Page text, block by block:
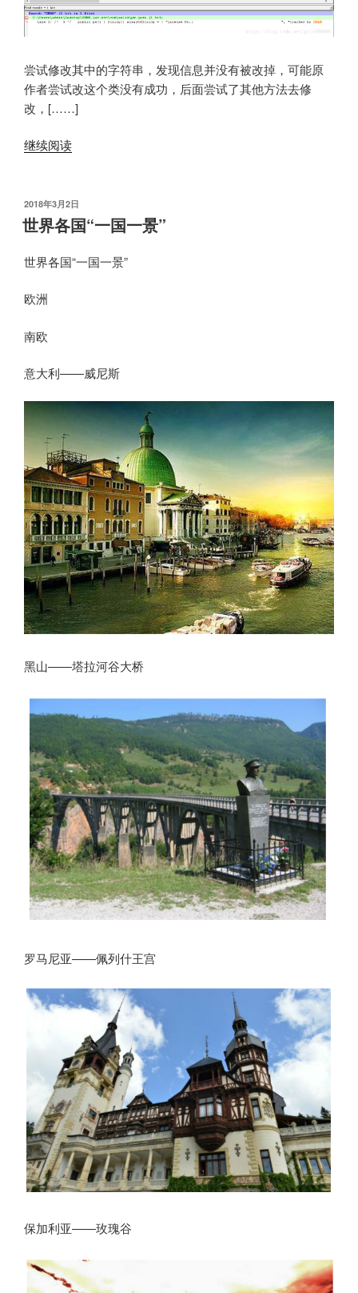
尝试修改其中的字符串，发现信息并没有被改掉，可能原
作者尝试改这个类没有成功，后面尝试了其他方法去修
改，[……]
继续阅读
发
布
于
2018年3月2日
世界各国“一国一景”
世界各国“一国一景”
欧洲
南欧
意大利——威尼斯
黑山——塔拉河谷大桥
罗马尼亚——佩列什王宫
保加利亚——玫瑰谷